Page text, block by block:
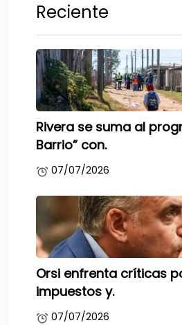
Reciente
Rivera se suma al
Barrio” con.
07/07/2026
Orsi enfrenta críticas
impuestos y.
07/07/2026